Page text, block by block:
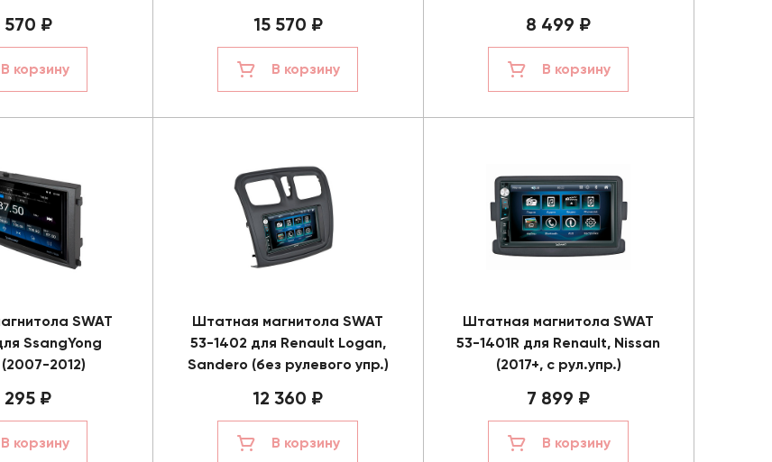
570 ₽
В корзину
15 570 ₽
В корзину
8 499 ₽
В корзину
SWAT
SsangYong
2012)
295 ₽
В корзину
Штатная магнитола SWAT
53-1402 для Renault Logan,
Sandero (без рулевого упр.)
12 360 ₽
В корзину
Штатная магнитола SWAT
53-1401R для Renault, Nissan
(2017+, с рул.упр.)
7 899 ₽
В корзину